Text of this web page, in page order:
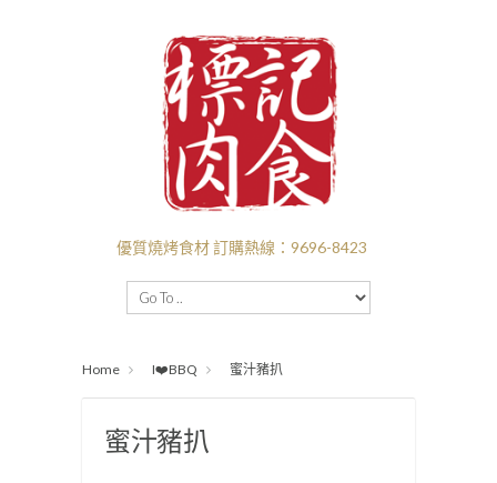
優質燒烤食材 訂購熱線：9696-8423
主頁
關於標記
Home I❤️‍BBQ 蜜汁豬扒
蜜汁豬扒